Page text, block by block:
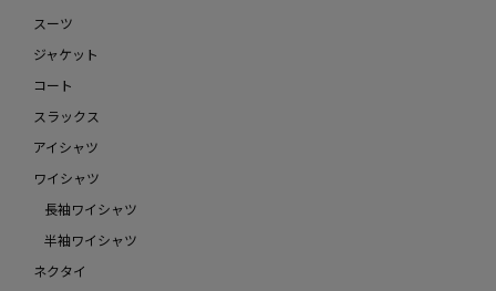
スーツ
ジャケット
コート
スラックス
アイシャツ
ワイシャツ
長袖ワイシャツ
半袖ワイシャツ
ネクタイ